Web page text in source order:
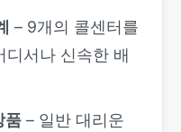
– 9개의 콜센터를
디서나 신속한 배
품– 일반 대리운